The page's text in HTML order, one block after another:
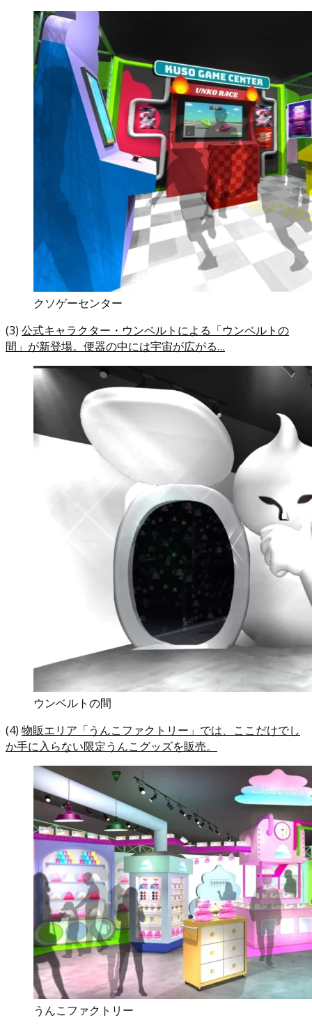
クソゲーセンター
(3) 公式キャラクター・ウンベルトによる「ウンベルトの
間」が新登場。便器の中には宇宙が広がる…
ウンベルトの間
(4) 物販エリア「うんこファクトリー」では、ここだけでし
か手に入らない限定うんこグッズを販売。
うんこファクトリー